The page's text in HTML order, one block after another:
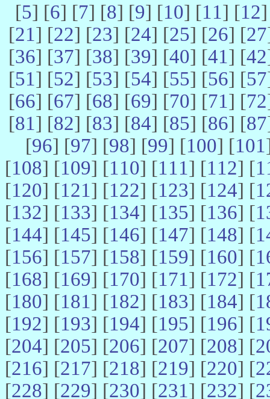
[5] [6] [7] [8] [9] [10] [11] [12
[21] [22] [23] [24] [25] [26] [27
[36] [37] [38] [39] [40] [41] [42
[51] [52] [53] [54] [55] [56] [57
[66] [67] [68] [69] [70] [71] [72
[81] [82] [83] [84] [85] [86] [87
[96] [97] [98] [99] [100] [101
[108] [109] [110] [111] [112] [
[120] [121] [122] [123] [124] [
[132] [133] [134] [135] [136] [
[144] [145] [146] [147] [148] [
[156] [157] [158] [159] [160] [
[168] [169] [170] [171] [172] [
[180] [181] [182] [183] [184] [
[192] [193] [194] [195] [196] [
[204] [205] [206] [207] [208] [
[216] [217] [218] [219] [220] [
[228] [229] [230] [231] [232] [